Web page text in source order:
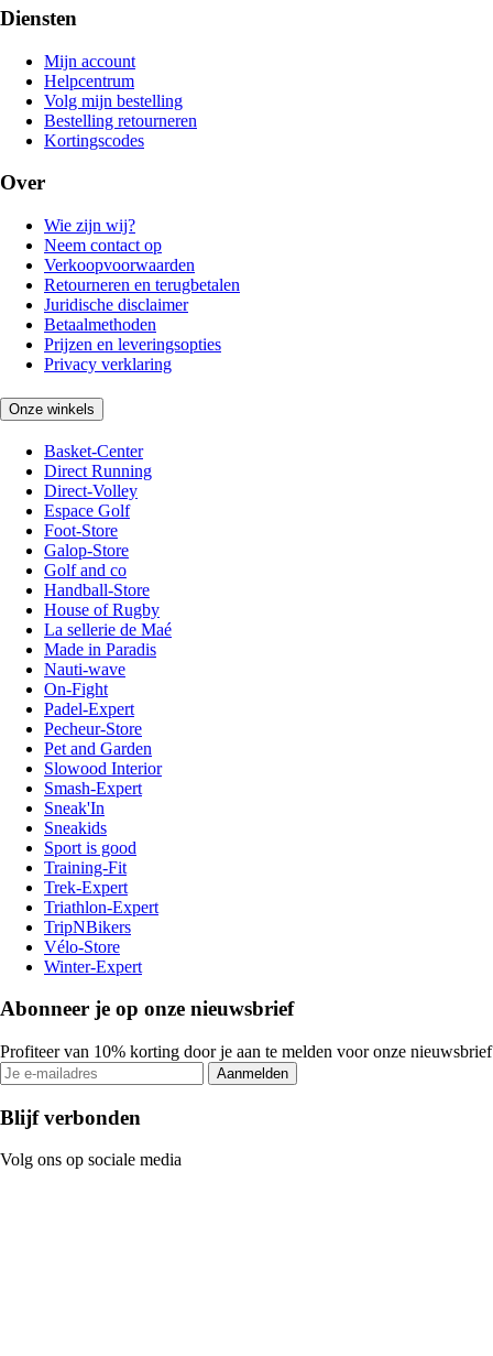
Diensten
Mijn account
Helpcentrum
Volg mijn bestelling
Bestelling retourneren
Kortingscodes
Over
Wie zijn wij?
Neem contact op
Verkoopvoorwaarden
Retourneren en terugbetalen
Juridische disclaimer
Betaalmethoden
Prijzen en leveringsopties
Privacy verklaring
Onze winkels
Basket-Center
Direct Running
Direct-Volley
Espace Golf
Foot-Store
Galop-Store
Golf and co
Handball-Store
House of Rugby
La sellerie de Maé
Made in Paradis
Nauti-wave
On-Fight
Padel-Expert
Pecheur-Store
Pet and Garden
Slowood Interior
Smash-Expert
Sneak'In
Sneakids
Sport is good
Training-Fit
Trek-Expert
Triathlon-Expert
TripNBikers
Vélo-Store
Winter-Expert
Abonneer je op onze nieuwsbrief
Profiteer van 10% korting door je aan te melden voor onze nieuwsbrief
Aanmelden
Blijf verbonden
Volg ons op sociale media